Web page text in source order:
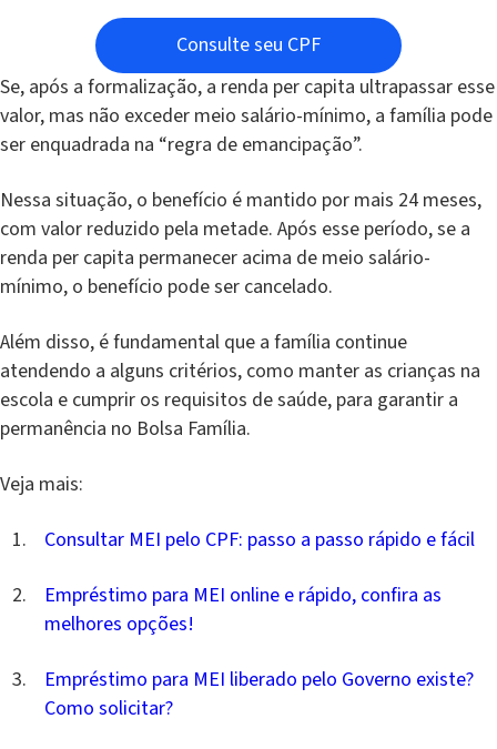
Consulte seu CPF
Se, após a formalização, a renda per capita ultrapassar esse
valor, mas não exceder meio salário-mínimo, a família pode
ser enquadrada na “regra de emancipação”.
Nessa situação, o benefício é mantido por mais 24 meses,
com valor reduzido pela metade. Após esse período, se a
renda per capita permanecer acima de meio salário-
mínimo, o benefício pode ser cancelado.
Além disso, é fundamental que a família continue
atendendo a alguns critérios, como manter as crianças na
escola e cumprir os requisitos de saúde, para garantir a
permanência no Bolsa Família.
Veja mais:
Consultar MEI pelo CPF: passo a passo rápido e fácil
Empréstimo para MEI online e rápido, confira as
melhores opções!
Empréstimo para MEI liberado pelo Governo existe?
Como solicitar?